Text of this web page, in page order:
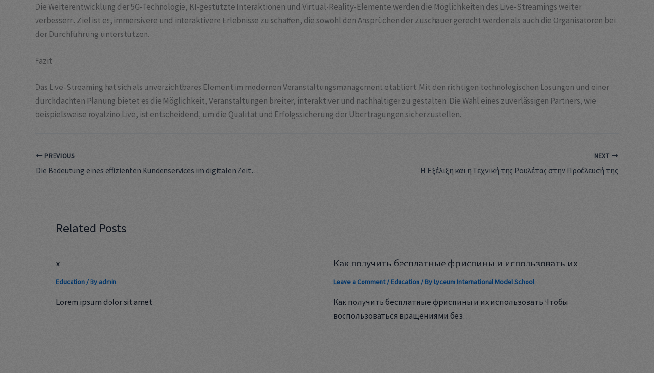
Die Weiterentwicklung der 5G-Technologie, KI-gestützte Interaktionen und Virtual-Reality-Elemente werden die Möglichkeiten des Live-Streamings weiter
verbessern. Ziel ist es, immersivere und interaktivere Erlebnisse zu schaffen, die sowohl den Ansprüchen der Zuschauer gerecht werden als auch die Organisatoren bei
der Durchführung unterstützen.
Fazit
Das Live-Streaming hat sich als unverzichtbares Element im modernen Veranstaltungsmanagement etabliert. Mit den richtigen technologischen Lösungen und einer
durchdachten Planung bietet es die Möglichkeit, Veranstaltungen breiter, interaktiver und nachhaltiger zu gestalten. Die Wahl eines zuverlässigen Partners, wie
beispielsweise royalzino Live, ist entscheidend, um die Qualität und Erfolgssicherung der Übertragungen sicherzustellen.
PREVIOUS
Die Bedeutung eines effizienten Kundenservices im digitalen Zeitalter
NEXT
Η Εξέλιξη και η Τεχνική της Ρουλέτας στην Προέλευσή της
Related Posts
x
Education/ By admin
Lorem ipsum dolor sit amet
Как получить бесплатные фриспины и использовать их
Leave a Comment /Education/ ByLyceum International Model School
Как получить бесплатные фриспины и их использовать Чтобы
воспользоваться вращениями без…